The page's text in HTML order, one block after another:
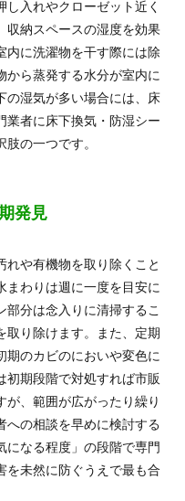
入れやクローゼット近く
収納スペースの湿度を効果
内に洗濯物を干す際には除
から蒸発する水分が室内に
の湿気が多い場合には、床
業者に床下換気・防湿シー
の一つです。
発見
れや有機物を取り除くこと
まわりは週に一度を目安に
分は念入りに清掃するこ
取り除けます。また、定期
期のカビのにおいや変色に
初期段階で対処すれば市販
、範囲が広がったり繰り
への相談を早めに検討する
になる程度」の段階で専門
を未然に防ぐうえで最も合